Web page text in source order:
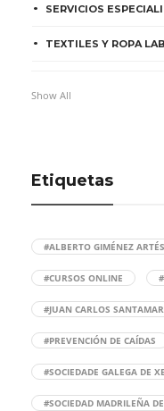
SERVICIOS
TEXTILES Y ROPA
Show All
Etiquetas
#ALBERTO GIMÉNEZ ARTÉS
#CURSOS ONLINE
#JUAN CARLOS
#PREVENCIÓN DE CAÍDAS
#SOCIEDADE GALEGA DE
#SOCIEDAD MADRILEÑA